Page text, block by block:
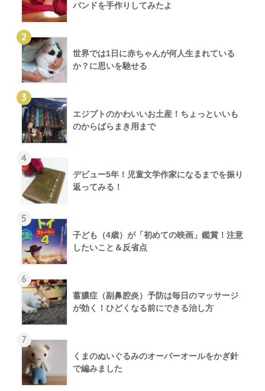
バンドを手作りしてみたよ
2
世界では1日に赤ちゃんが何人生まれている
か？に思いを馳せる
3
エジプトのかわいいお土産！ちょっといいも
のからばらまき用まで
4
デビュー5年！児童文学作家になるまでを振り
返ってみる！
5
子ども（4歳）が「初めての映画」鑑賞！注意
したいこと＆反省点
6
蓄膿症（副鼻腔炎）予防は毎日のマッサージ
が効く！ひどくなる前にできる治し方
7
くまのぬいぐるみのオーバーオールをかぎ針
で編みました